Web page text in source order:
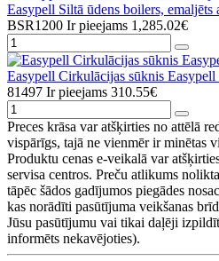
Easypell Siltā ūdens boilers, emaljēts
BSR1200 Ir pieejams 1,285.02€
Easypell Cirkulācijas sūknis
81497 Ir pieejams 310.55€
Preces krāsa var atšķirties no attēlā
vispārīgs, tajā ne vienmēr ir minētas
Produktu cenas e-veikalā var
servisa centros. Preču atlikums
tāpēc šādos gadījumos piegādes
kas norādīti pasūtījuma veikšanas
Jūsu pasūtījumu vai tikai daļēji
informēts nekavējoties).